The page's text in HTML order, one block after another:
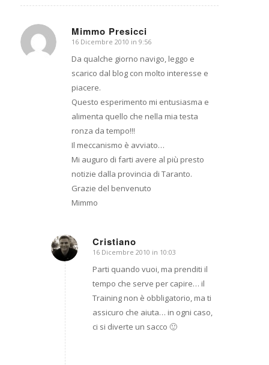
Mimmo Presicci
dice:
16 Dicembre 2010 in 9:56
Da qualche giorno navigo, leggo e
scarico dal blog con molto interesse e
piacere.
Questo esperimento mi entusiasma e
alimenta quello che nella mia testa
ronza da tempo!!!
Il meccanismo è avviato…
Mi auguro di farti avere al più presto
notizie dalla provincia di Taranto.
Grazie del benvenuto
Mimmo
Cristiano
dice:
16 Dicembre 2010 in 10:03
Parti quando vuoi, ma prenditi il
tempo che serve per capire… il
Training non è obbligatorio, ma ti
assicuro che aiuta… in ogni caso,
ci si diverte un sacco 🙂